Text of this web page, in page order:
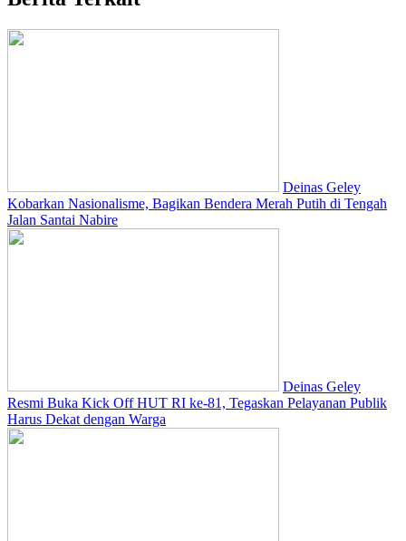
Deinas Geley
Kobarkan Nasionalisme, Bagikan Bendera Merah Putih di Tengah
Jalan Santai Nabire
Deinas Geley
Resmi Buka Kick Off HUT RI ke-81, Tegaskan Pelayanan Publik
Harus Dekat dengan Warga